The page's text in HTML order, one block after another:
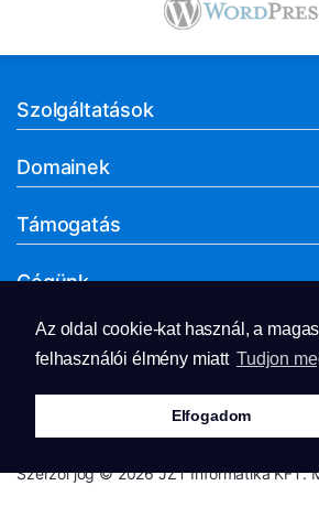
Az oldal cookie-kat használ, a
felhasználói élmény miatt Tudjon
Elfogadom
Szolgáltatások
Domainek
Támogatás
Cégünk
Dokumentumok
Szerzői jog © 2026 JZT Informatika KFT.